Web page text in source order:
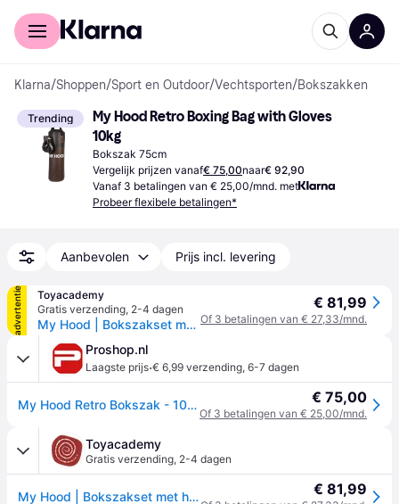
Voor shoppers
Klarna/Shoppen/Sport en Outdoor/Vechtsporten/Bokszakken
Trending
My Hood Retro Boxing Bag with Gloves
10kg
Bokszak 75cm
Vergelijk prijzen vanaf€ 75,00naar€ 92,90
Vanaf 3 betalingen van € 25,00/mnd. met
Probeer flexibele betalingen*
Aanbevolen Prijs incl. levering
advertentie
Toyacademy
Gratis verzending, 2-4 dagen
My Hood | Bokszakset met handschoenen 10 kg - retro
€ 81,99
Of 3 betalingen van € 27,33/mnd.
Proshop.nl
Laagste prijs·€ 6,99 verzending, 6-7 dagen
My Hood Retro Bokszak - 10 kg € 75,00
Of 3 betalingen van € 25,00/mnd.
Toyacademy
Gratis verzending, 2-4 dagen
My Hood | Bokszakset met handschoenen 10 kg - retro € 81,99